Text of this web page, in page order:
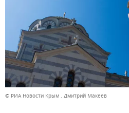
© РИА Новости Крым . Дмитрий Макеев